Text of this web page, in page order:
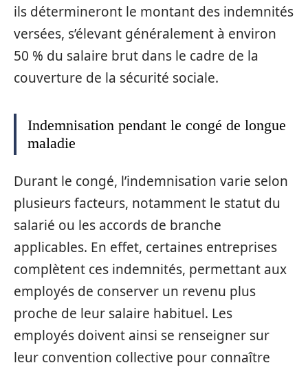
ils détermineront le montant des indemnités
versées, s’élevant généralement à environ
50 % du salaire brut dans le cadre de la
couverture de la sécurité sociale.
Indemnisation pendant le congé de longue
maladie
Durant le congé, l’indemnisation varie selon
plusieurs facteurs, notamment le statut du
salarié ou les accords de branche
applicables. En effet, certaines entreprises
complètent ces indemnités, permettant aux
employés de conserver un revenu plus
proche de leur salaire habituel. Les
employés doivent ainsi se renseigner sur
leur convention collective pour connaître